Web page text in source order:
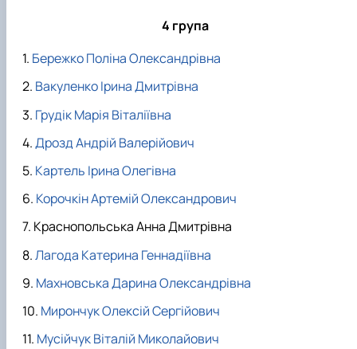
4 група
Бережко Поліна Олександрівна
Вакуленко Ірина Дмитрівна
Грудік Марія Віталіївна
Дрозд Андрій Валерійович
Картель Ірина Олегівна
Корочкін Артемій Олександрович
Краснопольська Анна Дмитрівна
Лагода Катерина Геннадіївна
Махновська Дарина Олександрівна
Мирончук Олексій Сергійович
Мусійчук Віталій Миколайович